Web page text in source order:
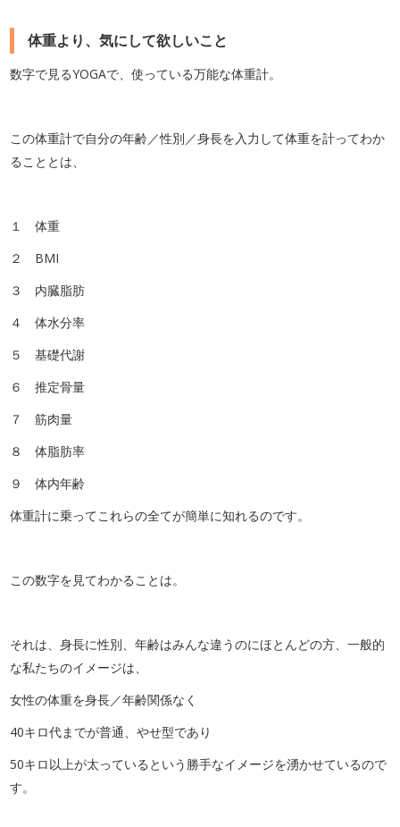
体重より、気にして欲しいこと
数字で見るYOGAで、使っている万能な体重計。
この体重計で自分の年齢／性別／身長を入力して体重を計ってわか
ることとは、
１ 体重
２ BMI
３ 内臓脂肪
４ 体水分率
５ 基礎代謝
６ 推定骨量
７ 筋肉量
８ 体脂肪率
９ 体内年齢
体重計に乗ってこれらの全てが簡単に知れるのです。
この数字を見てわかることは。
それは、身長に性別、年齢はみんな違うのにほとんどの方、一般的
な私たちのイメージは、
女性の体重を身長／年齢関係なく
40キロ代までが普通、やせ型であり
50キロ以上が太っているという勝手なイメージを湧かせているので
す。